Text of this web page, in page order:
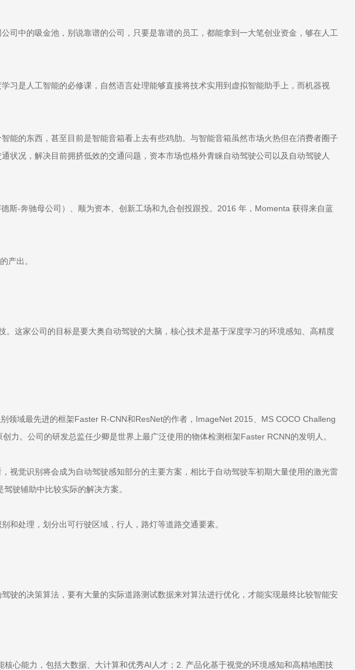
司中的吸金池，别说靠谱的公司，只要是靠谱的员工，都能拿到一大笔创业资金，够在人工
习是人工智能的必修课，自然语言处理能够直接将技术实用到虚拟智能助手上，而机器视
能的东西，甚至目前是智能音箱看上去有些鸡肋。与智能音箱虽然市场火热但在消费者圈子
况，解决目前拥挤低效的交通问题，资本市场也格外青睐自动驾驶公司以及自动驾驶人
斯-奔驰母公司）、顺为资本、创新工场和九合创投跟投。2016 年，Momenta 获得来自蓝
产出。
这家公司的目标是要大奥自动驾驶的大脑，核心技术是基于深度学习的环境感知、高精度
领域最先进的框架Faster R-CNN和ResNet的作者，ImageNet 2015、MS COCO Challeng
。公司的研发总监任少卿是世界上最广泛使用的物体检测框架Faster RCNN的发明人。
视觉识别将会成为自动驾驶感知部分的主要方案，相比于自动驾驶车初期大量使用的激光雷
驶辅助中比较实际的解决方案。
和处理，划分出可行驶区域，行人，路灯等道路交通要素。
驶的决策算法，要有大量的实际道路测试数据来对算法进行优化，才能实现最终比较智能安
心能力，包括大数据、大计算和优秀AI人才；2. 产品化基于视觉的环境感知和高精地图技